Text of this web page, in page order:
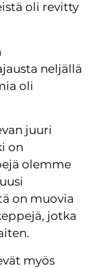
oli revitty
neljällä
oli
juuri
on
olemme
on muovia
jotka
myös